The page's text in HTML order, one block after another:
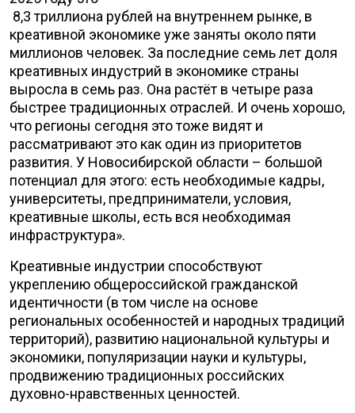
8,3 триллиона рублей на внутреннем рынке, в
креативной экономике уже заняты около пяти
миллионов человек. За последние семь лет доля
креативных индустрий в экономике страны
выросла в семь раз. Она растёт в четыре раза
быстрее традиционных отраслей. И очень хорошо,
что регионы сегодня это тоже видят и
рассматривают это как один из приоритетов
развития. У Новосибирской области – большой
потенциал для этого: есть необходимые кадры,
университеты, предприниматели, условия,
креативные школы, есть вся необходимая
инфраструктура».
Креативные индустрии способствуют
укреплению общероссийской гражданской
идентичности (в том числе на основе
региональных особенностей и народных традиций
территорий), развитию национальной культуры и
экономики, популяризации науки и культуры,
продвижению традиционных российских
духовно-нравственных ценностей.